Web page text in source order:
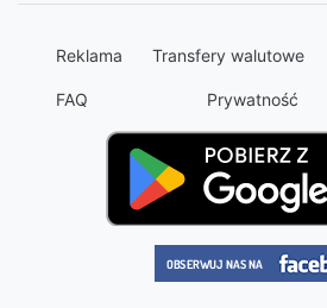
Reklama Transfery walutowe
FAQ Prywatność